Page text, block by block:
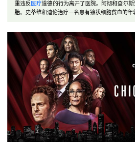
重违反医疗道德的行为离开了医院。阿彻和查尔
胎。史蒂维和迪伦治疗一名患有镰状细胞贫血的年